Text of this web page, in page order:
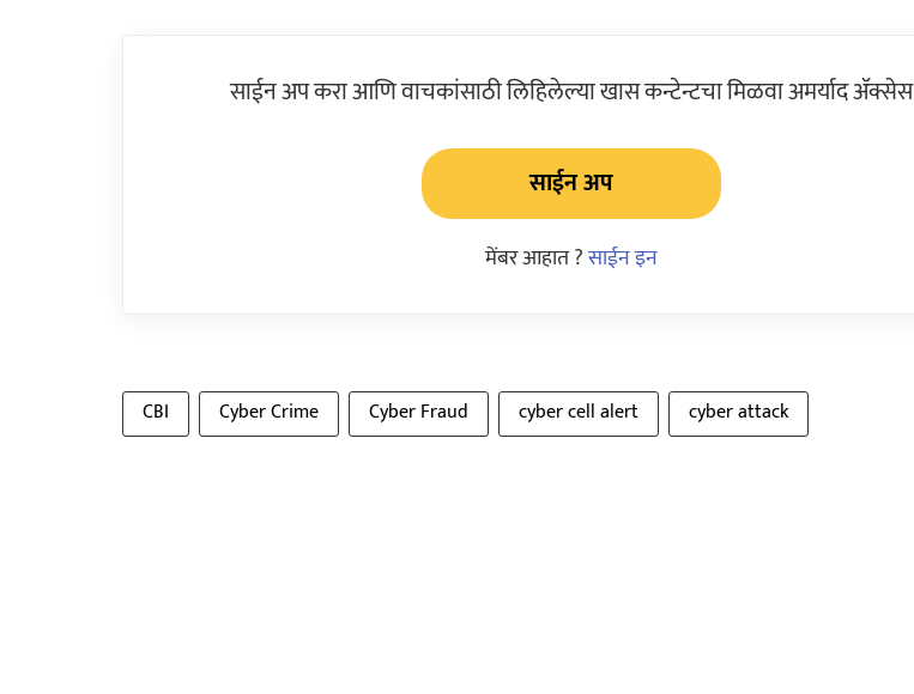
साईन अप करा आणि वाचकांसाठी लिहिलेल्या खास कन्टेन्टचा मिळवा अमर्याद ॲक्सेस
साईन अप
मेंबर आहात ?साईन इन
CBI Cyber Crime Cyber Fraud cyber cell alert cyber attack